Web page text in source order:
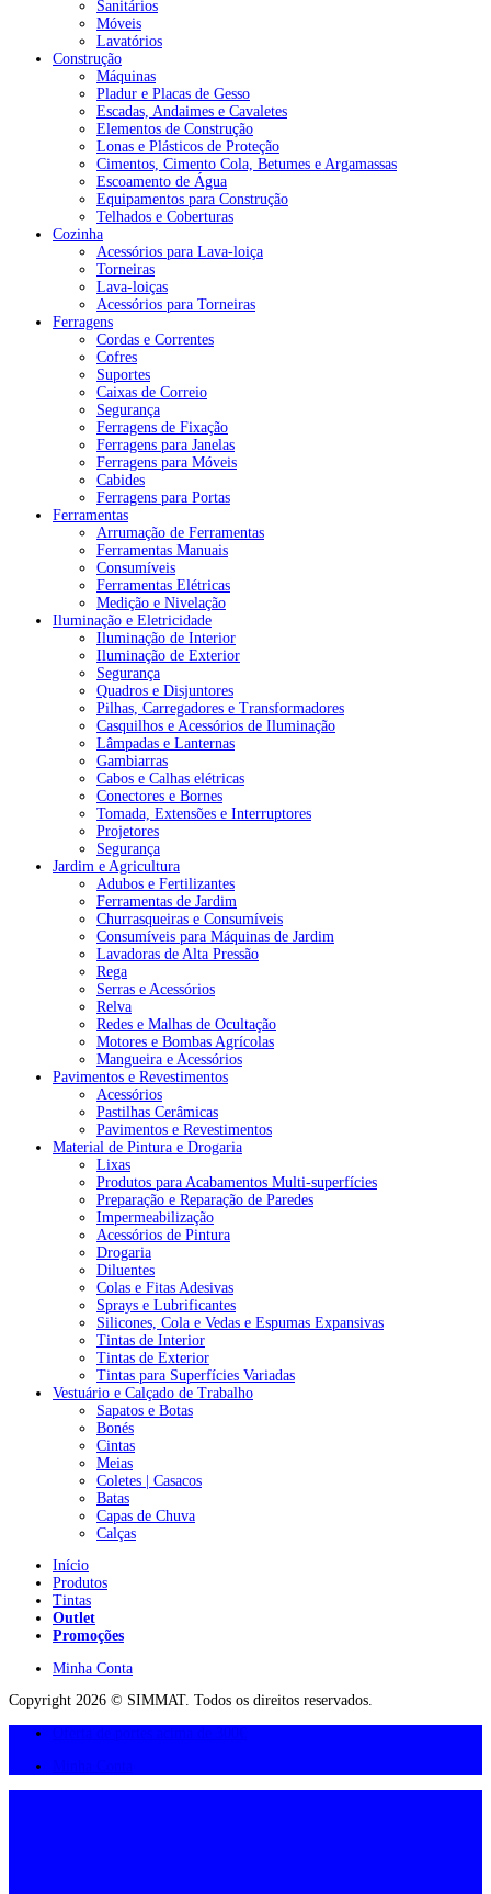
Sanitários
Móveis
Lavatórios
Construção
Máquinas
Pladur e Placas de Gesso
Escadas, Andaimes e Cavaletes
Elementos de Construção
Lonas e Plásticos de Proteção
Cimentos, Cimento Cola, Betumes e Argamassas
Escoamento de Água
Equipamentos para Construção
Telhados e Coberturas
Cozinha
Acessórios para Lava-loiça
Torneiras
Lava-loiças
Acessórios para Torneiras
Ferragens
Cordas e Correntes
Cofres
Suportes
Caixas de Correio
Segurança
Ferragens de Fixação
Ferragens para Janelas
Ferragens para Móveis
Cabides
Ferragens para Portas
Ferramentas
Arrumação de Ferramentas
Ferramentas Manuais
Consumíveis
Ferramentas Elétricas
Medição e Nivelação
Iluminação e Eletricidade
Iluminação de Interior
Iluminação de Exterior
Segurança
Quadros e Disjuntores
Pilhas, Carregadores e Transformadores
Casquilhos e Acessórios de Iluminação
Lâmpadas e Lanternas
Gambiarras
Cabos e Calhas elétricas
Conectores e Bornes
Tomada, Extensões e Interruptores
Projetores
Segurança
Jardim e Agricultura
Adubos e Fertilizantes
Ferramentas de Jardim
Churrasqueiras e Consumíveis
Consumíveis para Máquinas de Jardim
Lavadoras de Alta Pressão
Rega
Serras e Acessórios
Relva
Redes e Malhas de Ocultação
Motores e Bombas Agrícolas
Mangueira e Acessórios
Pavimentos e Revestimentos
Acessórios
Pastilhas Cerâmicas
Pavimentos e Revestimentos
Material de Pintura e Drogaria
Lixas
Produtos para Acabamentos Multi-superfícies
Preparação e Reparação de Paredes
Impermeabilização
Acessórios de Pintura
Drogaria
Diluentes
Colas e Fitas Adesivas
Sprays e Lubrificantes
Silicones, Cola e Vedas e Espumas Expansivas
Tintas de Interior
Tintas de Exterior
Tintas para Superfícies Variadas
Vestuário e Calçado de Trabalho
Sapatos e Botas
Bonés
Cintas
Meias
Coletes | Casacos
Batas
Capas de Chuva
Calças
Início
Produtos
Tintas
Outlet
Promoções
Minha Conta
Copyright 2026 © SIMMAT. Todos os direitos reservados.